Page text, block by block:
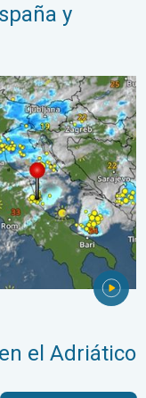
y
Granizo de gran
el Adriático